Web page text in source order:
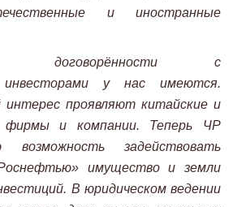
и иностранные
договорённости с
инвесторами у нас имеются.
интерес проявляют китайские и
фирмы и компании. Теперь ЧР
задействовать
имущество и земли
В юридическом ведении